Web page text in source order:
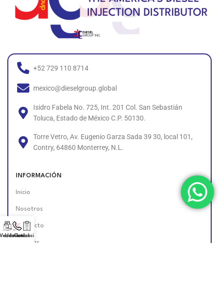
+52 729 110 8714
mexico@dieselgroup.global
Isidro Fabela No. 725, Int. 201 Col. San Sebastián
Toluca, Estado de México C.P. 50130.
Torre Vetro, Av. Eugenio Garza Sada 39 30, local 101,
Contry, 64860 Monterrey, N.L.
INFORMACIÓN
Inicio
Nosotros
Contacto
Políticas
Llámanos!
Cotización